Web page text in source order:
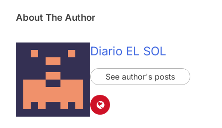
About The Author
Diario EL SOL
See author's posts